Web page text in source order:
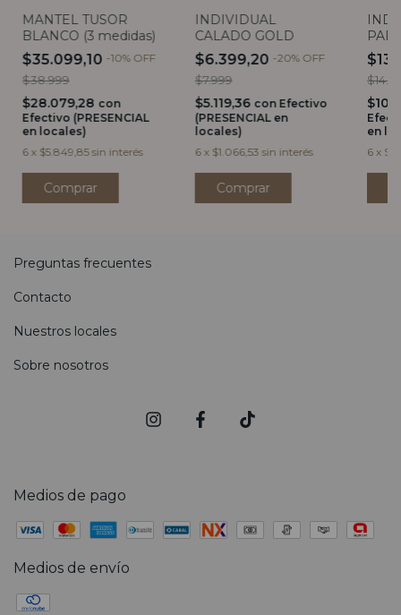
MANTEL TUSOR
BLANCO (3 medidas)
$35.099,10 -10% OFF
$38.999
$28.079,28 con
Efectivo (PRESENCIAL
en locales)
6 x $5.849,85 sin interés
Comprar
INDIVIDUAL
CALADO GOLD
$6.399,20 -20% OFF
$7.999
$5.119,36 con Efectivo
(PRESENCIAL en
locales)
6 x $1.066,53 sin interés
en
6 x
Preguntas frecuentes
Contacto
Nuestros locales
Sobre nosotros
Medios de pago
Medios de envío